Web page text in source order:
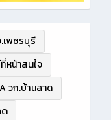
เพชรบุรี
หน้าสนใจ
วก.บ้านลาด
ด